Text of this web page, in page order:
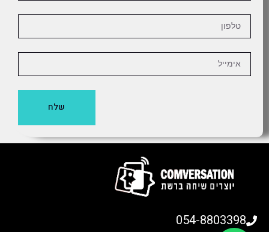
שלח
054-8803398